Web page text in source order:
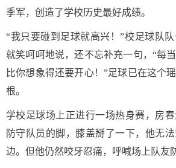
季军，创造了学校历史最好成绩。
“我只要碰到足球就高兴！”校足球队
就笑呵呵地说，还不忘补充一句，“每
比你想象得还要开心！”足球已在这个
根。
学校足球场上正进行一场热身赛，房
防守队员的脚，膝盖掰了一下，他无
边。但他仍然咬牙忍痛，呼喊场上队友